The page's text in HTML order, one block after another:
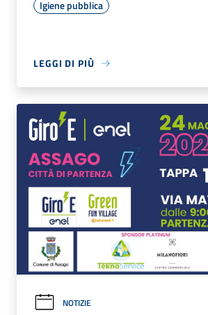
Igiene pubblica
LEGGI DI PIÙ
NOTIZIE